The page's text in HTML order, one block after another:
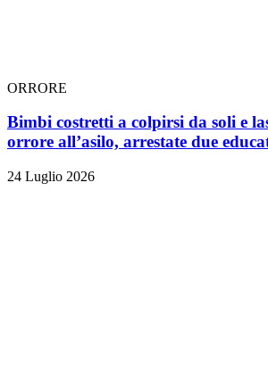
ORRORE
Bimbi costretti a colpirsi da soli e
orrore all’asilo, arrestate due
24 Luglio 2026